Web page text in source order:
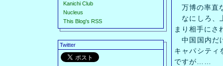
Kanichi Club
Nucleus
This Blog's RSS
Twitter
万博の率直
なにしろ、
まり相手にさ
中国国内だ
キャパシティ
ですが……